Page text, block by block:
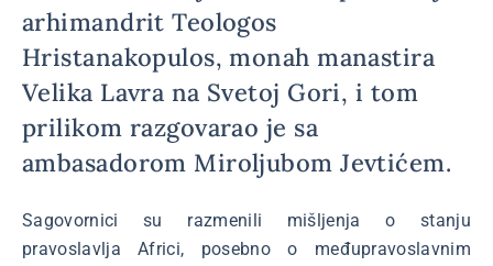
arhimandrit Teologos
Hristanakopulos, monah manastira
Velika Lavra na Svetoj Gori, i tom
prilikom razgovarao je sa
ambasadorom Miroljubom Jevtićem.
Sagovornici su razmenili mišljenja o stanju
pravoslavlja Africi, posebno o međupravoslavnim